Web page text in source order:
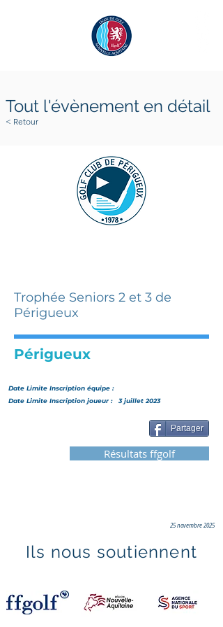
Trophée Seniors 2 et 3 de
Périgueux
Périgueux
Date Limite Inscription équipe :
Date Limite Inscription joueur :
3 juillet 2023
Partager
Résultats ffgolf
25 novembre 2025
Tout l'évènement en détail
< Retour
Ils nous soutiennent